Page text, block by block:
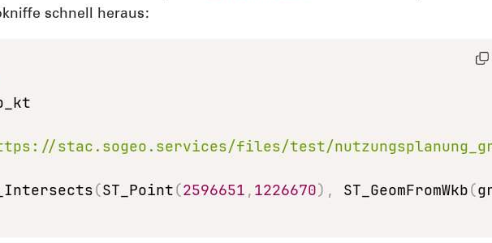
schnell heraus:
stac.sogeo.services/files/test/
(ST_Point(2596651 , 1226670) , ST_GeomFromWkb(